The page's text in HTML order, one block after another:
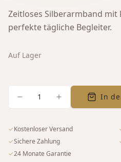
Zeitloses Silberarmband mit
perfekte tägliche Begleiter.
Auf Lager
1 In
✓Kostenloser Versand
✓Sichere Zahlung
✓24 Monate Garantie